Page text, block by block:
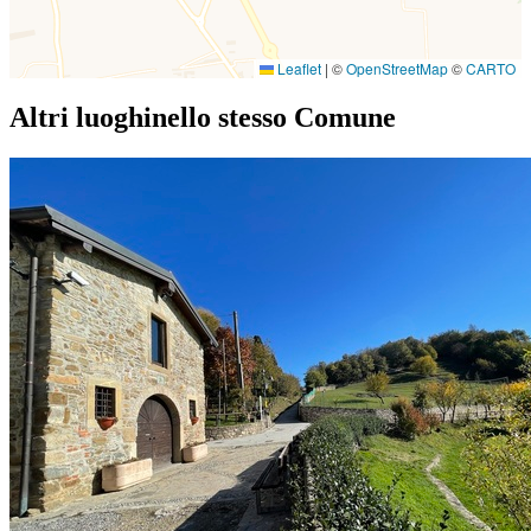
Leaflet | ©OpenStreetMap©CARTO
Altri luoghinello stesso Comune